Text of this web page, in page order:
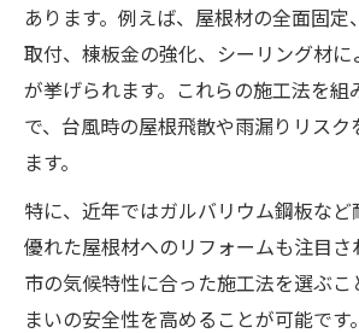
あります。例えば、屋根材の全面固定
取付、棟板金の強化、シーリング材
が挙げられます。これらの施工法を組
で、台風時の屋根飛散や雨漏りリスク
ます。
特に、近年ではガルバリウム鋼板な
優れた屋根材へのリフォームも注目さ
市の気候特性に合った施工法を選ぶ
まいの安全性を高めることが可能です